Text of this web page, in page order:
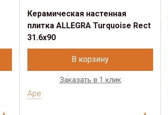
Керамическая настенная
плитка ALLEGRA Turquoise Rect
31.6x90
В корзину
Заказать в 1 клик
Ape